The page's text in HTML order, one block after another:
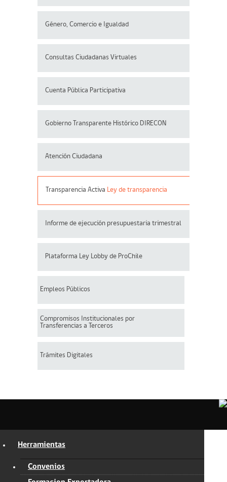
Género, Comercio e Igualdad
Consultas Ciudadanas Virtuales
Cuenta Pública Participativa
Gobierno Transparente Histórico DIRECON
Atención Ciudadana
Transparencia Activa Ley de transparencia
Informe de ejecución presupuestaria trimestral
Plataforma Ley Lobby de ProChile
Empleos Públicos
Compromisos Institucionales por
Transferencias a Terceros
Trámites Digitales
Herramientas
Convenios